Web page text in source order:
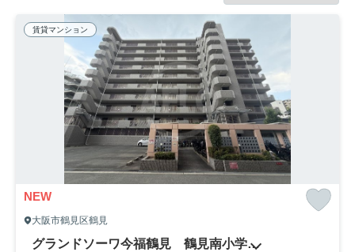
賃貸マンション
NEW
大阪市鶴見区鶴見
グランドソーワ今福鶴見 鶴見南小学校区